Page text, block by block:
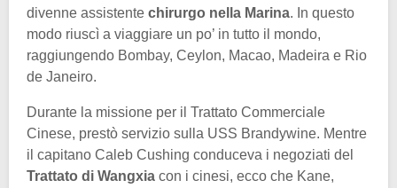
divenne assistente chirurgo nella Marina. In questo
modo riuscì a viaggiare un po’ in tutto il mondo,
raggiungendo Bombay, Ceylon, Macao, Madeira e Rio
de Janeiro.
Durante la missione per il Trattato Commerciale
Cinese, prestò servizio sulla USS Brandywine. Mentre
il capitano Caleb Cushing conduceva i negoziati del
Trattato di Wangxia con i cinesi, ecco che Kane,